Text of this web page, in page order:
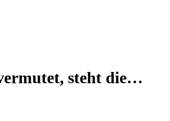
steht die…